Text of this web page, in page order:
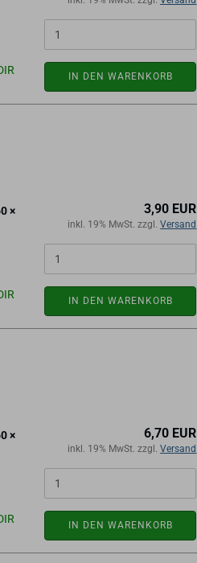
IN DEN WARENKORB
×
3,90 EUR
inkl. 19% MwSt. zzgl.Versand
IN DEN WARENKORB
×
6,70 EUR
inkl. 19% MwSt. zzgl.Versand
IN DEN WARENKORB